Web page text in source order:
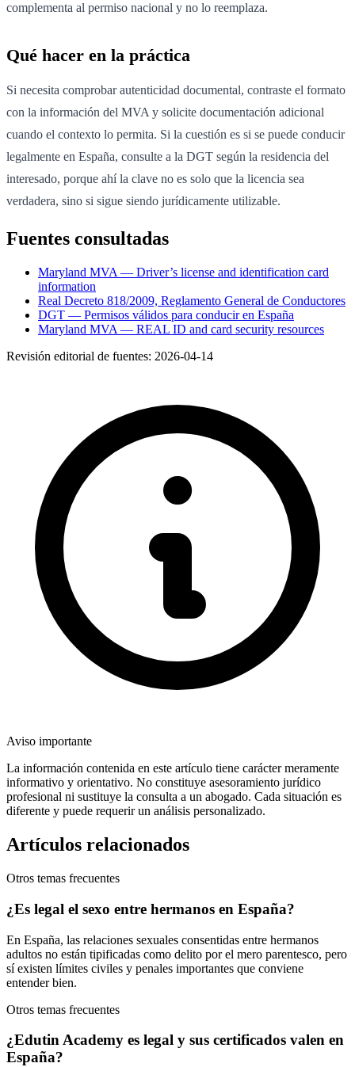
complementa al permiso nacional y no lo reemplaza.
Qué hacer en la práctica
Si necesita comprobar autenticidad documental, contraste el formato
con la información del MVA y solicite documentación adicional
cuando el contexto lo permita. Si la cuestión es si se puede conducir
legalmente en España, consulte a la DGT según la residencia del
interesado, porque ahí la clave no es solo que la licencia sea
verdadera, sino si sigue siendo jurídicamente utilizable.
Fuentes consultadas
Maryland MVA — Driver’s license and identification card
information
Real Decreto 818/2009, Reglamento General de Conductores
DGT — Permisos válidos para conducir en España
Maryland MVA — REAL ID and card security resources
Revisión editorial de fuentes: 2026-04-14
Aviso importante
La información contenida en este artículo tiene carácter meramente
informativo y orientativo. No constituye asesoramiento jurídico
profesional ni sustituye la consulta a un abogado. Cada situación es
diferente y puede requerir un análisis personalizado.
Artículos relacionados
Otros temas frecuentes
¿Es legal el sexo entre hermanos en España?
En España, las relaciones sexuales consentidas entre hermanos
adultos no están tipificadas como delito por el mero parentesco, pero
sí existen límites civiles y penales importantes que conviene
entender bien.
Otros temas frecuentes
¿Edutin Academy es legal y sus certificados valen en
España?